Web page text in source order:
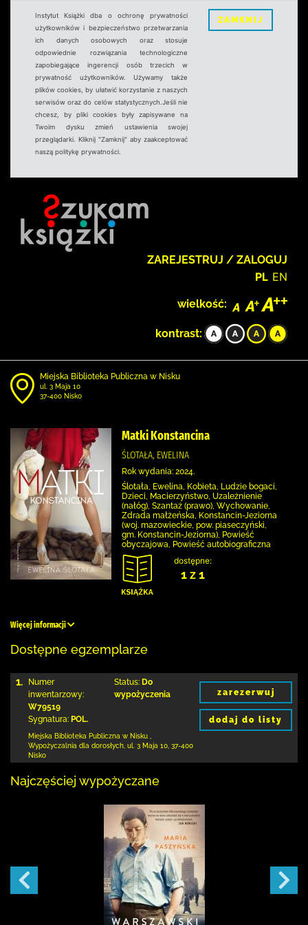
Instytut Książki dba o ochronę prywatności
użytkowników i bezpieczeństwo przetwarzania
ich danych osobowych oraz stosuje
odpowiednie rozwiązania technologiczne
zapobiegające ingerencji osób trzecich w
prywatność użytkowników. Używamy także
plików cookies, by ułatwić korzystanie z naszych
serwisów oraz do celów statystycznych.Jeśli nie
chcesz, by pliki cookies były zapisywane na
Twoim dysku zmień ustawienia swojej
przeglądarki. Kliknij "Zamknij" aby zaakceptować
naszą politykę prywatności.
ZAMKNIJ
ZAREJESTRUJ / ZALOGUJ
PL EN
wielkość:
kontrast:
Miejska Biblioteka Publiczna w Nisku
ul. 3 Maja 10
37-400 Nisko
Matki Konstancina
ŚLOTAŁA, EWELINA
Rok wydania: 2024.
Ślotała, Ewelina, Kobieta, Ludzie bogaci,
Dzieci, Macierzyństwo, Uzależnienie
(nałóg), Szantaż (prawo), Wychowanie,
Zdrada małżeńska, Konstancin-Jeziorna
(woj. mazowieckie, pow. piaseczyński,
gm. Konstancin-Jeziorna), Powieść
obyczajowa, Powieść autobiograficzna
dostępne:
1 z 1
Więcej informacji
Dostępne egzemplarze
1.
Numer
inwentarzowy:
W79519
Sygnatura: POL.
Status: Do
wypożyczenia
Miejska Biblioteka Publiczna w Nisku
Wypożyczalnia dla dorosłych, ul. 3 Maja 10 37-400
Nisko
zarezerwuj
dodaj do listy
Najczęściej wypożyczane